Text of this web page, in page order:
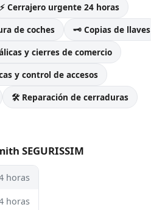
⚡ Cerrajero urgente 24 horas
de coches
🗝️ Copias de llaves
y cierres de comercio
y control de accesos
🛠️ Reparación de cerraduras
SEGURISSIM
horas
horas